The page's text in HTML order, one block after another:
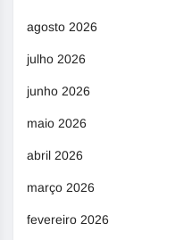
agosto 2026
julho 2026
junho 2026
maio 2026
abril 2026
março 2026
fevereiro 2026